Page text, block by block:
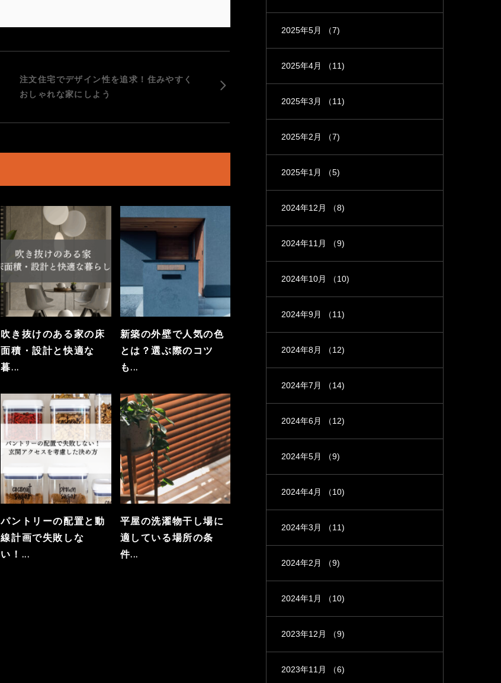
注文住宅でデザイン性を追求！住みやすく
おしゃれな家にしよう
吹き抜けのある家の床
面積・設計と快適な
暮...
新築の外壁で人気の色
とは？選ぶ際のコツ
も...
パントリーの配置と動
線計画で失敗しな
い！...
平屋の洗濯物干し場に
適している場所の条
件...
2025年5月 （7)
2025年4月 （11)
2025年3月 （11)
2025年2月 （7)
2025年1月 （5)
2024年12月 （8)
2024年11月 （9)
2024年10月 （10)
2024年9月 （11)
2024年8月 （12)
2024年7月 （14)
2024年6月 （12)
2024年5月 （9)
2024年4月 （10)
2024年3月 （11)
2024年2月 （9)
2024年1月 （10)
2023年12月 （9)
2023年11月 （6)